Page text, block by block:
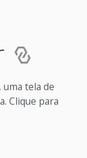
tela de
Clique para